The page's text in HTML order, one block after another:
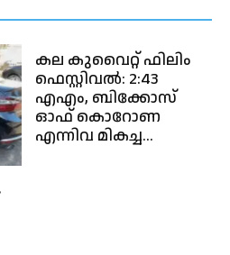
കല കുവൈറ്റ് ഫിലിം
ഫെസ്റ്റിവല്‍: 2:43
എ‌എം, ബിക്കോസ്
ഓഫ് കൊറോണ
എന്നിവ മികച്ച...